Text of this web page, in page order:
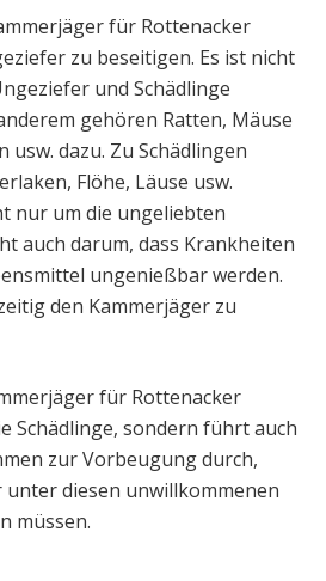
für Rottenacker
zu beseitigen. Es ist nicht
und Schädlinge
gehören Ratten, Mäuse
usw. dazu. Zu Schädlingen
Flöhe, Läuse usw.
nur um die ungeliebten
auch darum, dass Krankheiten
ungenießbar werden.
den Kammerjäger zu
für Rottenacker
Schädlinge, sondern führt auch
zur Vorbeugung durch,
unter diesen unwillkommenen
müssen.